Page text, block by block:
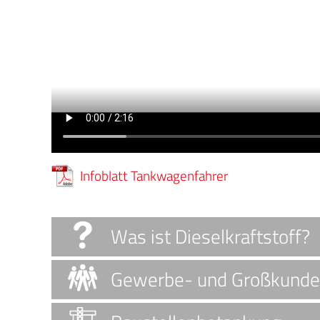
Infoblatt Tankwagenfahrer
Was ist Dieselkraftstoff?
Gewerbe- und